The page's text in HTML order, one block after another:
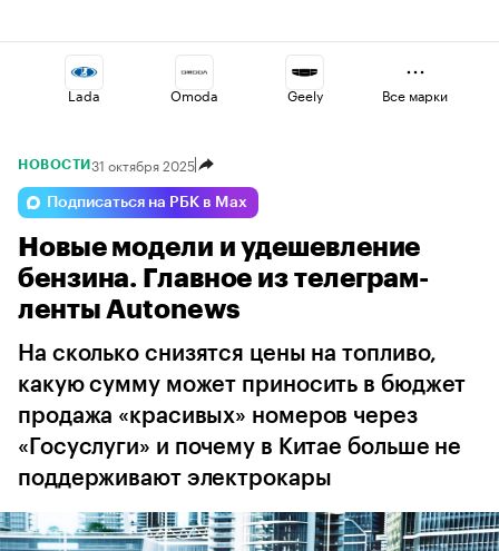
Lada Omoda Geely
Haval Esteo
Jaecoo Volga Changan
Все марки
НОВОСТИ 31 октября 2025
Подписаться на РБК в Max
Новые модели и удешевление
бензина. Главное из телеграм-
ленты Autonews
На сколько снизятся цены на топливо,
какую сумму может приносить в бюджет
продажа «красивых» номеров через
«Госуслуги» и почему в Китае больше не
поддерживают электрокары